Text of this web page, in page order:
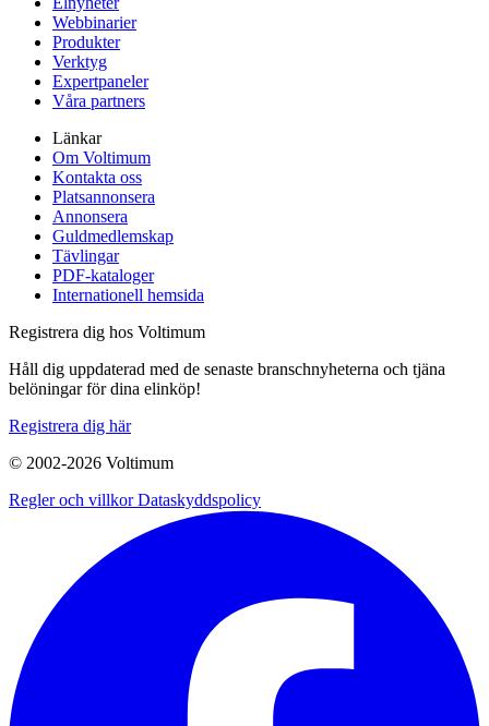
Webbinarier
Produkter
Verktyg
Expertpaneler
Våra partners
Länkar
Om Voltimum
Kontakta oss
Platsannonsera
Annonsera
Guldmedlemskap
Tävlingar
PDF-kataloger
Internationell hemsida
Registrera dig hos Voltimum
Håll dig uppdaterad med de senaste branschnyheterna och tjäna
belöningar för dina elinköp!
Registrera dig här
© 2002-2026 Voltimum
Regler och villkorDataskyddspolicy